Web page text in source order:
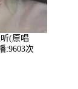
(原唱
:9603次